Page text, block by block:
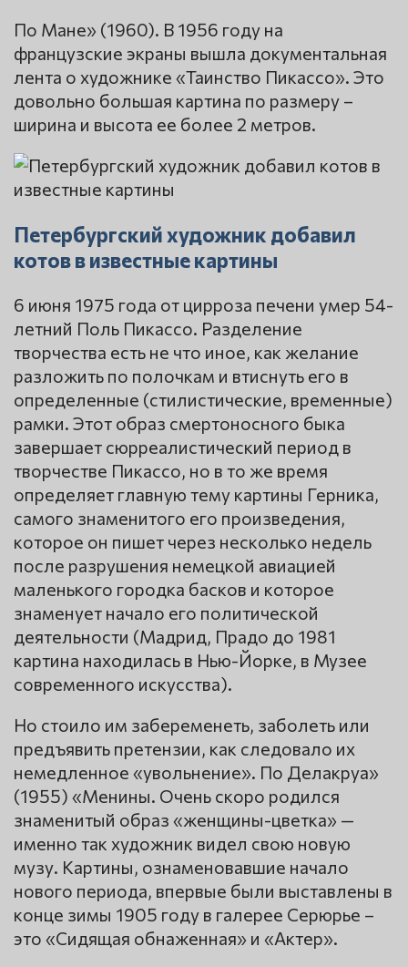
По Мане» (1960). В 1956 году на
французские экраны вышла документальная
лента о художнике «Таинство Пикассо». Это
довольно большая картина по размеру –
ширина и высота ее более 2 метров.
Петербургский художник добавил
котов в известные картины
6 июня 1975 года от цирроза печени умер 54-
летний Поль Пикассо. Разделение
творчества есть не что иное, как желание
разложить по полочкам и втиснуть его в
определенные (стилистические, временные)
рамки. Этот образ смертоносного быка
завершает сюрреалистический период в
творчестве Пикассо, но в то же время
определяет главную тему картины Герника,
самого знаменитого его произведения,
которое он пишет через несколько недель
после разрушения немецкой авиацией
маленького городка басков и которое
знаменует начало его политической
деятельности (Мадрид, Прадо до 1981
картина находилась в Нью-Йорке, в Музее
современного искусства).
Но стоило им забеременеть, заболеть или
предъявить претензии, как следовало их
немедленное «увольнение». По Делакруа»
(1955) «Менины. Очень скоро родился
знаменитый образ «женщины-цветка» —
именно так художник видел свою новую
музу. Картины, ознаменовавшие начало
нового периода, впервые были выставлены в
конце зимы 1905 году в галерее Серюрье –
это «Сидящая обнаженная» и «Актер».